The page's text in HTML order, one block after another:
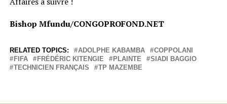
Bishop Mfundu/CONGOPROFOND.NET
RELATED TOPICS: ADOLPHE KABAMBA
COPPOLANI
FIFA
FRÉDÉRIC KITENGIE PLAINTE
SIADI BAGGIO
TECHNICIEN FRANÇAIS
TP MAZEMBE